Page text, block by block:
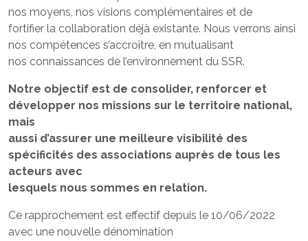
nos moyens, nos visions complémentaires et de
fortifier la collaboration déjà existante. Nous verrons ainsi
nos compétences s’accroître, en mutualisant
nos connaissances de l’environnement du SSR.
Notre objectif est de consolider, renforcer et
développer nos missions sur le territoire national,
mais
aussi d’assurer une meilleure visibilité des
spécificités des associations auprès de tous les
acteurs avec
lesquels nous sommes en relation.
Ce rapprochement est effectif depuis le 10/06/2022
avec une nouvelle dénomination